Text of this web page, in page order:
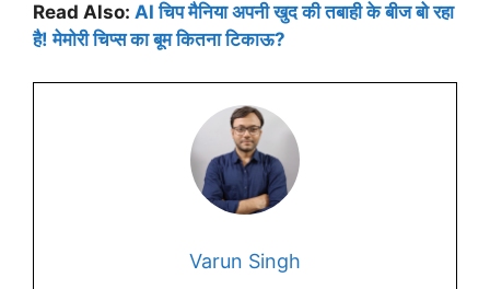
Read Also: AI चिप मैनिया अपनी खुद की तबाही के बीज बो रहा
है! मेमोरी चिप्स का बूम कितना टिकाऊ?
Varun Singh